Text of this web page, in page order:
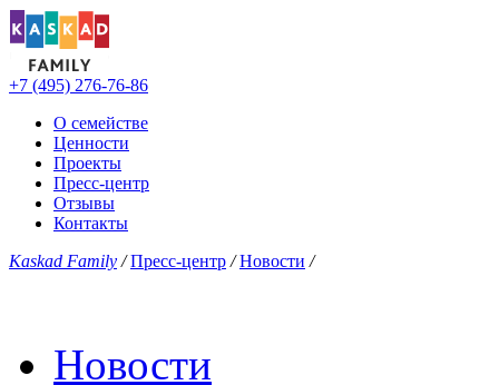
+7 (495) 276-76-86
О семействе
Ценности
Проекты
Пресс-центр
Отзывы
Контакты
Kaskad Family / Пресс-центр / Новости /
Новости